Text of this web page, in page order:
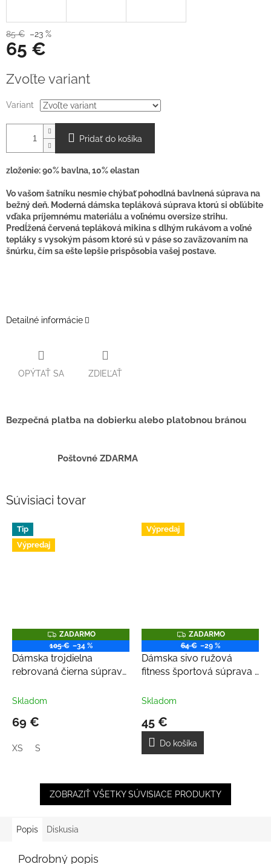
85 € –23 %
65 €
cena:
Zvoľte variant
Variant
Pridať do košíka
zloženie: 90% bavlna, 10% elastan
Vo vašom šatníku nesmie chýbať pohodlná bavlnená súprava na
bežný deň. Moderná dámska tepláková súprava ktorú si obľúbite
vďaka príjemnému materiálu a voľnému oversize strihu.
Predĺžená červená tepláková mikina s dlhým rukávom a voľné
tepláky s vysokým pásom ktoré sú v páse so zaväzovaním na
šnúrku, čím sa ešte lepšie prispôsobia vašej postave.
Detailné informácie
OPÝTAŤ SA ZDIEĽAŤ
Bezpečná platba na dobierku alebo platobnou bránou
Poštovné ZDARMA
Súvisiaci tovar
Tip
Výpredaj
Z
A
D
A
R
M
ZADARMO
105 € –34 %
Dámska trojdielna
rebrovaná čierna súprava
Skladom
69 €
XS S
Výpredaj
Z
A
D
A
R
M
ZADARMO
64 € –29 %
Dámska sivo ružová
fitness športová súprava -
Skladom
45 €
Do košíka
ZOBRAZIŤ VŠETKY SÚVISIACE PRODUKTY
Popis Diskusia
Podrobný popis